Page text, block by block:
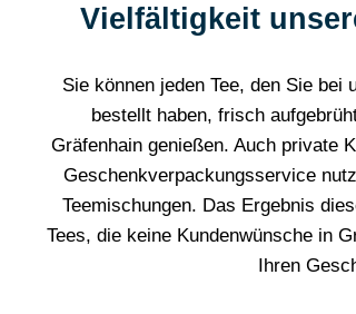
Vielfältigkeit
Sie können jeden Tee, den Sie
bestellt haben, frisch
Gräfenhain genießen. Auch private
Geschenkverpackungsservice
Teemischungen. Das Ergebnis
Tees, die keine Kundenwünsche in
Ihren